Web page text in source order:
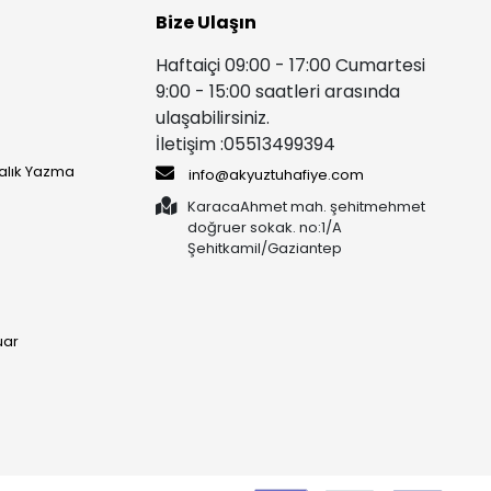
Yazma
Bize Ulaşın
Haftaiçi 09:00 - 17:00 Cumartesi
9:00 - 15:00 saatleri arasında
ulaşabilirsiniz.
İletişim :05513499394
info@akyuztuhafiye.com
KaracaAhmet mah. şehitmehmet
doğruer sokak. no:1/A
Şehitkamil/Gaziantep